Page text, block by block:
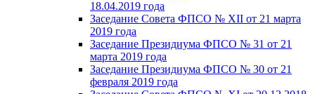
18.04.2019 года
Заседание Совета ФПСО № XII от 21 марта
2019 года
Заседание Президиума ФПСО № 31 от 21
марта 2019 года
Заседание Президиума ФПСО № 30 от 21
февраля 2019 года